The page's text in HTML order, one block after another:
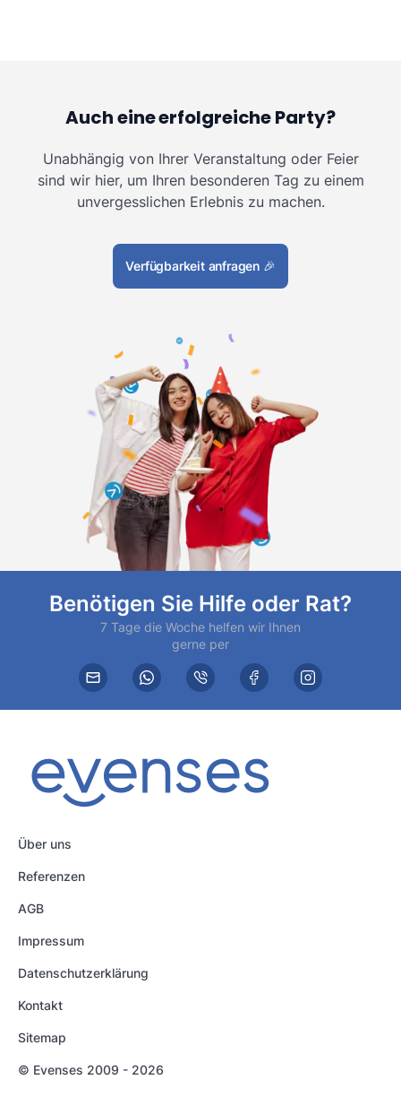
Auch eine erfolgreiche Party?
Unabhängig von Ihrer Veranstaltung oder Feier
sind wir hier, um Ihren besonderen Tag zu einem
unvergesslichen Erlebnis zu machen.
Verfügbarkeit anfragen 🎉
Benötigen Sie Hilfe oder Rat?
7 Tage die Woche helfen wir Ihnen
gerne per
Über uns
Referenzen
AGB
Impressum
Datenschutzerklärung
Kontakt
Sitemap
© Evenses 2009 - 2026